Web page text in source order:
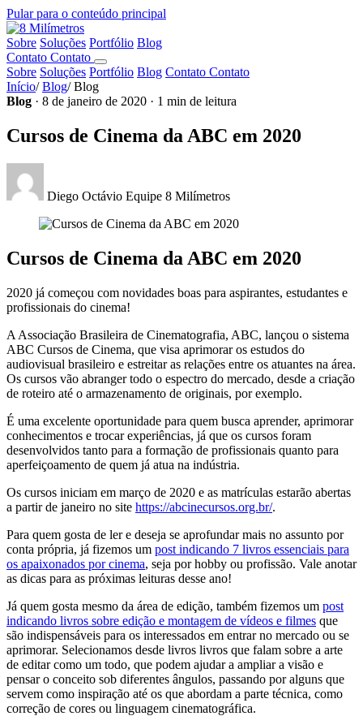
Pular para o conteúdo principal
Sobre Soluções Portfólio Blog
Contato Contato
Sobre Soluções Portfólio Blog Contato Contato
Início/ Blog/ Blog
Blog · 8 de janeiro de 2020 · 1 min de leitura
Cursos de Cinema da ABC em 2020
Diego Octávio Equipe 8 Milímetros
Cursos de Cinema da ABC em 2020
2020 já começou com novidades boas para aspirantes, estudantes e
profissionais do cinema!
A Associação Brasileira de Cinematografia, ABC, lançou o sistema
ABC Cursos de Cinema, que visa aprimorar os estudos do
audiovisual brasileiro e estreitar as relações entre os atuantes na área.
Os cursos vão abranger todo o espectro do mercado, desde a criação
de roteiro até o armazenamento de originais, por exemplo.
É uma excelente oportunidade para quem busca aprender, aprimorar
conhecimentos e trocar experiências, já que os cursos foram
desenvolvidos tanto para a formação de profissionais quanto para
aperfeiçoamento de quem já atua na indústria.
Os cursos iniciam em março de 2020 e as matrículas estarão abertas
a partir de janeiro no site https://abcinecursos.org.br/.
Para quem gosta de ler e deseja se aprofundar mais no assunto por
conta própria, já fizemos um post indicando 7 livros essenciais para
os apaixonados por cinema, seja por hobby ou profissão. Vale anotar
as dicas para as próximas leituras desse ano!
Já quem gosta mesmo da área de edição, também fizemos um post
indicando livros sobre edição e montagem de vídeos e filmes que
são indispensáveis para os interessados em entrar no mercado ou se
aprimorar. Selecionamos desde livros livros que falam sobre a arte
de editar como um todo, que podem ajudar a ampliar a visão e
pensar o conceito sob diferentes ângulos, passando por alguns que
servem como inspiração até os que abordam a parte técnica, como
correção de cores ou linguagem cinematográfica.